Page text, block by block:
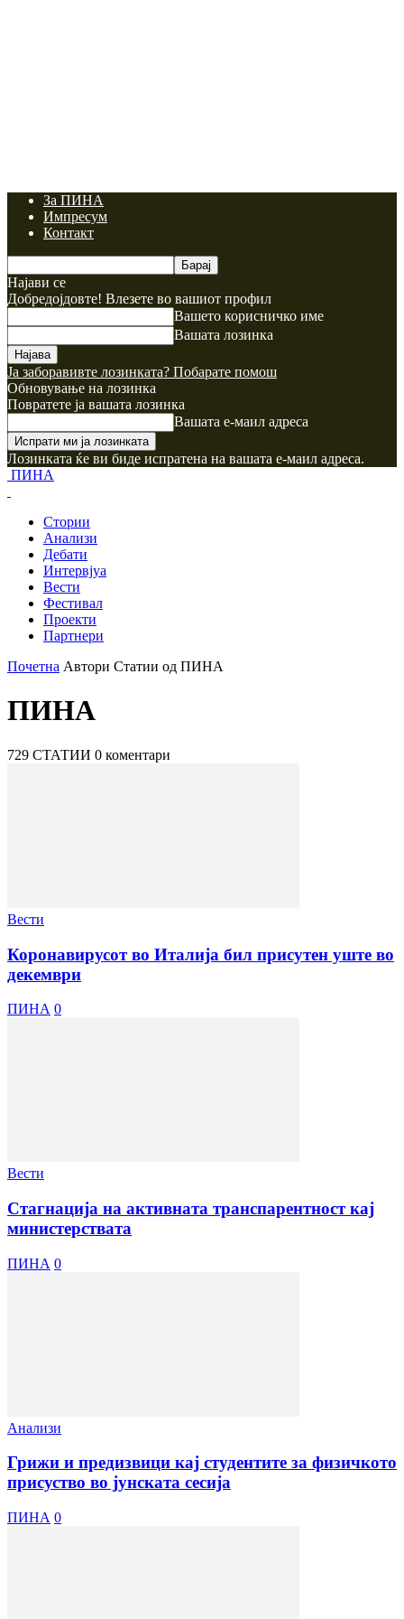
За ПИНА
Импресум
Контакт
Најави се
Добредојдовте! Влезете во вашиот профил
Вашето корисничко име
Вашата лозинка
Ја заборавивте лозинката? Побарате помош
Обновување на лозинка
Повратете ја вашата лозинка
Вашата е-маил адреса
Лозинката ќе ви биде испратена на вашата е-маил адреса.
ПИНА
Стории
Анализи
Дебати
Интервјуа
Вести
Фестивал
Проекти
Партнери
Почетна Автори Статии од ПИНА
ПИНА
729 СТАТИИ 0 коментари
Вести
Коронавирусот во Италија бил присутен уште во
декември
ПИНА 0
Вести
Стагнација на активната транспарентност кај
министерствата
ПИНА 0
Анализи
Грижи и предизвици кај студентите за физичкото
присуство во јунската сесија
ПИНА 0